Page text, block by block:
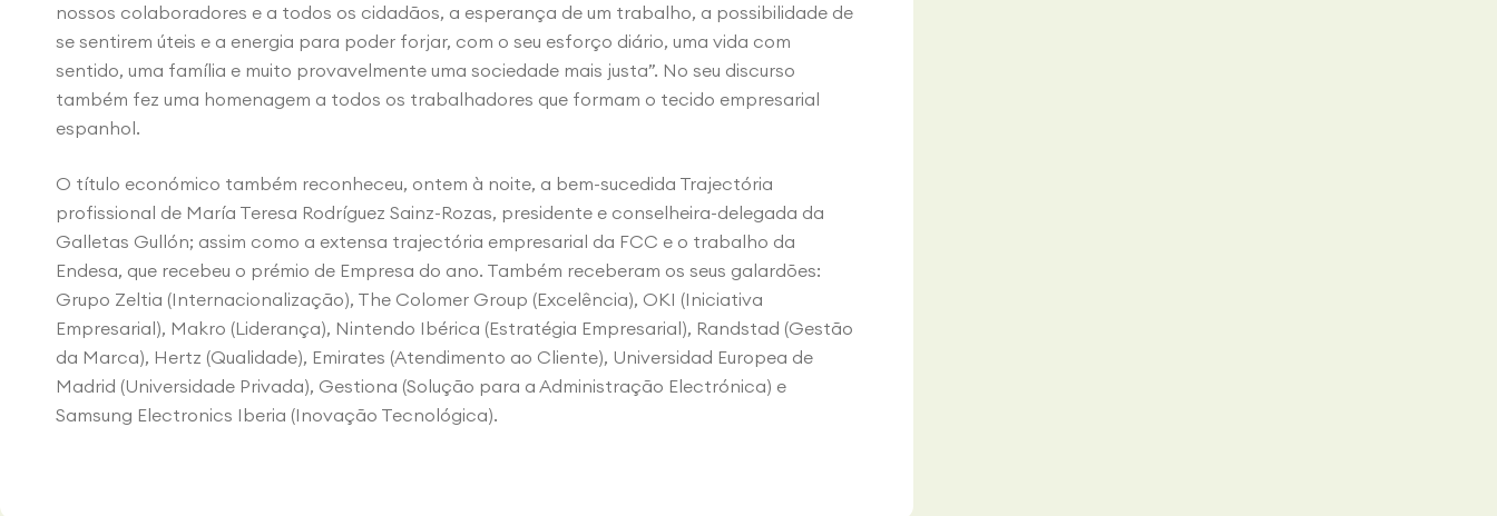
nossos colaboradores e a todos os cidadãos, a esperança de um trabalho, a possibilidade de
se sentirem úteis e a energia para poder forjar, com o seu esforço diário, uma vida com
sentido, uma família e muito provavelmente uma sociedade mais justa”. No seu discurso
também fez uma homenagem a todos os trabalhadores que formam o tecido empresarial
espanhol.
O título económico também reconheceu, ontem à noite, a bem-sucedida Trajectória
profissional de María Teresa Rodríguez Sainz-Rozas, presidente e conselheira-delegada da
Galletas Gullón; assim como a extensa trajectória empresarial da FCC e o trabalho da
Endesa, que recebeu o prémio de Empresa do ano. Também receberam os seus galardões:
Grupo Zeltia (Internacionalização), The Colomer Group (Excelência), OKI (Iniciativa
Empresarial), Makro (Liderança), Nintendo Ibérica (Estratégia Empresarial), Randstad (Gestão
da Marca), Hertz (Qualidade), Emirates (Atendimento ao Cliente), Universidad Europea de
Madrid (Universidade Privada), Gestiona (Solução para a Administração Electrónica) e
Samsung Electronics Iberia (Inovação Tecnológica).